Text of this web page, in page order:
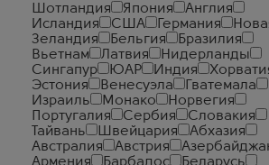
Шотландия
Япония
Англия
Исландия
США Германия
Зеландия
Бельгия
Бразилия
Вьетнам
Латвия
Нидерланды
Сингапур
ЮАР Индия
Эстония
Венесуэла
Гватемала
Израиль
Монако
Норвегия
Португалия
Сербия
Словакия
Тайвань
Швейцария
Абхазия
Австралия
Австрия